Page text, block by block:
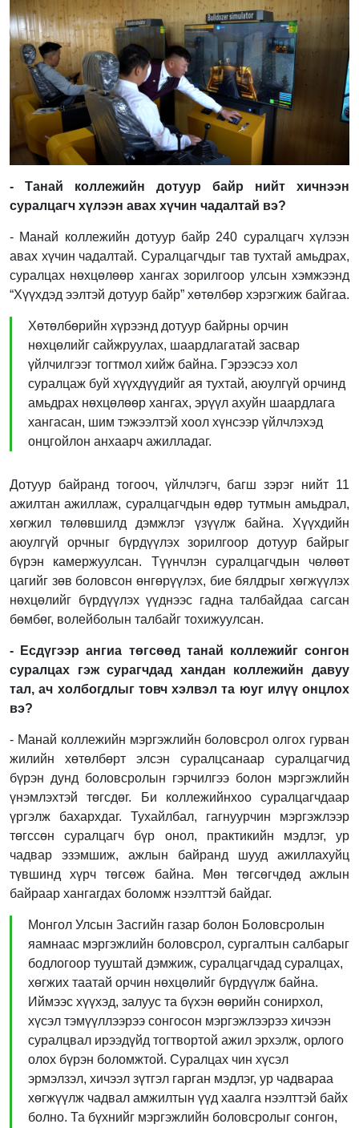
- Танай коллежийн дотуур байр нийт хичнээн
суралцагч хүлээн авах хүчин чадалтай вэ?
- Манай коллежийн дотуур байр 240 суралцагч хүлээн
авах хүчин чадалтай. Суралцагчдыг тав тухтай амьдрах,
суралцах нөхцөлөөр хангах зорилгоор улсын хэмжээнд
“Хүүхдэд ээлтэй дотуур байр” хөтөлбөр хэрэгжиж байгаа.
Хөтөлбөрийн хүрээнд дотуур байрны орчин
нөхцөлийг сайжруулах, шаардлагатай засвар
үйлчилгээг тогтмол хийж байна. Гэрээсээ хол
суралцаж буй хүүхдүүдийг ая тухтай, аюулгүй орчинд
амьдрах нөхцөлөөр хангах, эрүүл ахуйн шаардлага
хангасан, шим тэжээлтэй хоол хүнсээр үйлчлэхэд
онцгойлон анхаарч ажилладаг.
Дотуур байранд тогооч, үйлчлэгч, багш зэрэг нийт 11
ажилтан ажиллаж, суралцагчдын өдөр тутмын амьдрал,
хөгжил төлөвшилд дэмжлэг үзүүлж байна. Хүүхдийн
аюулгүй орчныг бүрдүүлэх зорилгоор дотуур байрыг
бүрэн камержуулсан. Түүнчлэн суралцагчдын чөлөөт
цагийг зөв боловсон өнгөрүүлэх, бие бялдрыг хөгжүүлэх
нөхцөлийг бүрдүүлэх үүднээс гадна талбайдаа сагсан
бөмбөг, волейболын талбайг тохижуулсан.
- Есдүгээрангиа төгсөөд танай коллежийг сонгон
суралцах гэжсурагчдад хандан коллежийн давуу
тал, ач холбогдлыг товч хэлвэл та юуг илүү онцлох
вэ?
- Манай коллежийн мэргэжлийн боловсрол олгох гурван
жилийн хөтөлбөрт элсэн суралцсанаар суралцагчид
бүрэн дунд боловсролын гэрчилгээ болон мэргэжлийн
үнэмлэхтэй төгсдөг. Би коллежийнхоо суралцагчдаар
үргэлж бахархдаг. Тухайлбал, гагнуурчин мэргэжлээр
төгссөн суралцагч бүр онол, практикийн мэдлэг, ур
чадвар эзэмшиж, ажлын байранд шууд ажиллахуйц
түвшинд хүрч төгсөж байна. Мөн төгсөгчдөд ажлын
байраар хангагдах боломж нээлттэй байдаг.
Монгол Улсын Засгийн газар болон Боловсролын
яамнаас мэргэжлийн боловсрол, сургалтын салбарыг
бодлогоор тууштай дэмжиж, суралцагчдад суралцах,
хөгжих таатай орчин нөхцөлийг бүрдүүлж байна.
Иймээс хүүхэд, залуус та бүхэн өөрийн сонирхол,
хүсэл тэмүүллээрээ сонгосон мэргэжлээрээ хичээн
суралцвал ирээдүйд тогтвортой ажил эрхэлж, орлого
олох бүрэн боломжтой. Суралцах чин хүсэл
эрмэлзэл, хичээл зүтгэл гарган мэдлэг, ур чадвараа
хөгжүүлж чадвал амжилтын үүд хаалга нээлттэй байх
болно. Та бүхнийг мэргэжлийн боловсролыг сонгон,